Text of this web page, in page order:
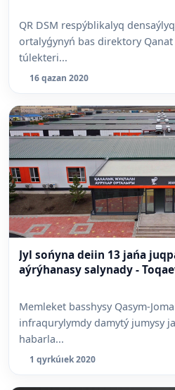
QR DSM respýblikalyq
ortalyǵynyń bas direktory
túlekteri...
16 qazan 2020
Jyl sońyna deiin 13 jańa
aýrýhanasy salynady -
Memleket basshysy Qasym-
infraqurylymdy damytý jumysy
habarla...
1 qyrkúıek 2020